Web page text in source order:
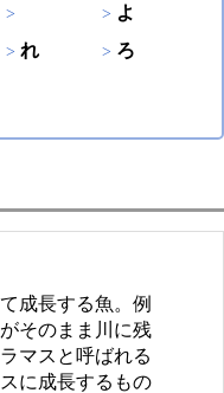
よ
れ
ろ
成長する魚。例
そのまま川に残
マスと呼ばれる
に成長するもの